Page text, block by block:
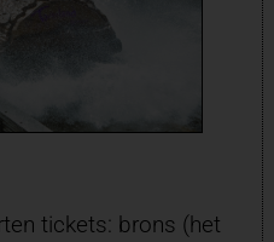
tickets: brons (het